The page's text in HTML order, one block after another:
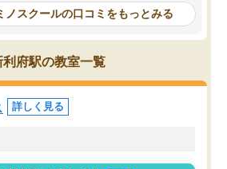
く、親身なコー
滞期もモチベー
た。「やらされ
ための勉強」へ
、目標校への合
の仕方をコーチングして
ルなので、家での学習習
身につきました。結果と
た。自分から学ぶ姿勢を
ノスクールの口コミをもっとみる
利府駅の教室一覧
詳しく見る